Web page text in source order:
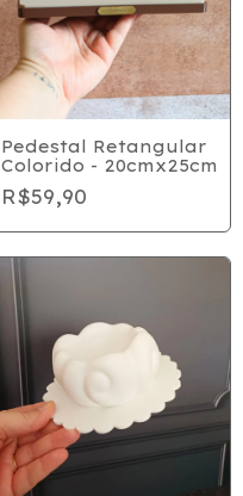
Pedestal Retangular
Colorido - 20cmx25cm
R$59,90